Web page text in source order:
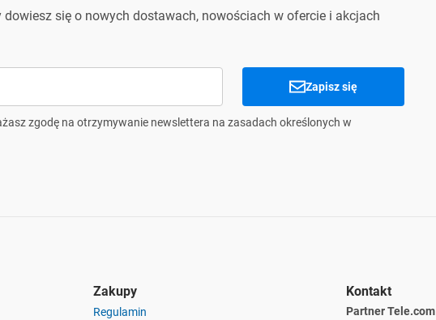
się o nowych dostawach, nowościach w ofercie i akcjach
Zapisz się
zgodę na otrzymywanie newslettera na zasadach określonych w
Zakupy
Regulamin
Kontakt
Partner Tele.com